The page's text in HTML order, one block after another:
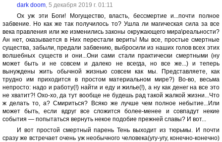
dark doom, 5 декабря 2019 г. 01:11
Ох уж эти Боги! Могущество, власть, бессмертие и...почти полное
забвение. Но как же так получилось то? Ушла ли магическая сила за все
века правления или же изменились законы окружающего мира\реальности?
Ан нет, оказывается в Них перестали верить! Мы все, простые смертные
существа, забыли, предали забвению, выбросили из наших голов всех этих
волшебных существ и они...Они сами стали практически смертными (ну
может быть и не совсем и далеко не всегда, но все же...) и теперь
вынуждены жить обычной жизнью совсем как мы. Представляете, как
трудно им приходится в простом материальном мире?) Во-во, весьма
непросто: надо и работу(!) найти и еду и жилье(!), а ну как денег на все это
не хватит?! Охо-хо, да тут вообще не будешь рад такой жалкой жизни...Что
ж делать то, а? Смириться? Всяко же лучше чем полное небытие...Или
может быть, если вдруг все сложится более-менее и совпадут некие
события — попытаться вернуть некое подобие прежней славы? И вот...
И вот простой смертный парень Тень выходит из тюрьмы. И почти
сразу же встречает очень уж необычного человека(угу-угу, конечно-конечно)